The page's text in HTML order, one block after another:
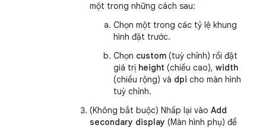
một trong những cách sau:
Chọn một trong các tỷ lệ khung
hình đặt trước.
Chọn custom (tuỳ chỉnh) rồi đặt
giá trị height (chiều cao), width
(chiều rộng) và dpi cho màn hình
tuỳ chỉnh.
(Không bắt buộc) Nhấp lại vào Add
secondary display (Màn hình phụ) để